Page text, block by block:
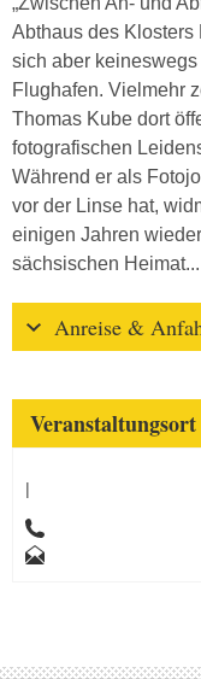
Abthaus des Klosters
sich aber
Flughafen. Vielmehr
Thomas Kube dort
fotografischen
Während er als
vor der Linse hat,
einigen Jahren
sächsischen
Anreise &
Veranstaltungsort
|